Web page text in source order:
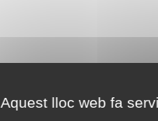
Aquest lloc web fa